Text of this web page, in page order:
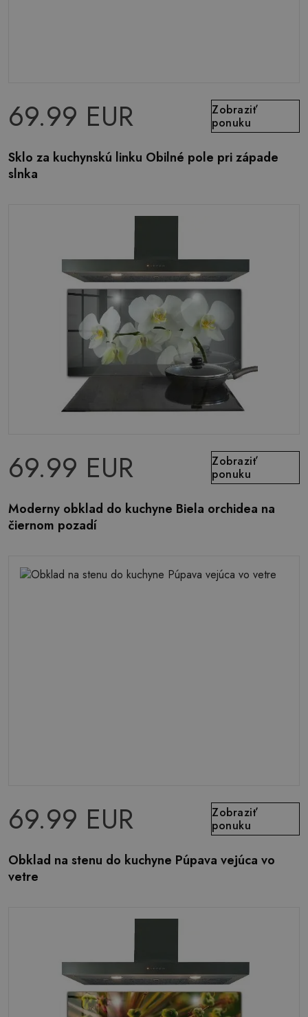
69.99 EUR
Zobraziť
ponuku
Sklo za kuchynskú linku Obilné pole pri západe
slnka
69.99 EUR
Zobraziť
ponuku
Moderny obklad do kuchyne Biela orchidea na
čiernom pozadí
69.99 EUR
Zobraziť
ponuku
Obklad na stenu do kuchyne Púpava vejúca vo
vetre